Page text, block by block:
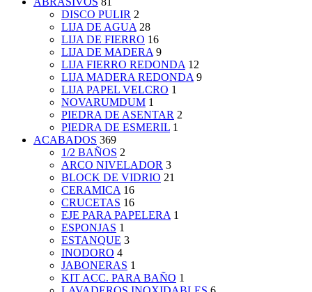
DISCO PULIR 2
LIJA DE AGUA 28
LIJA DE FIERRO 16
LIJA DE MADERA 9
LIJA FIERRO REDONDA 12
LIJA MADERA REDONDA 9
LIJA PAPEL VELCRO 1
NOVARUMDUM 1
PIEDRA DE ASENTAR 2
PIEDRA DE ESMERIL 1
ACABADOS 369
1/2 BAÑOS 2
ARCO NIVELADOR 3
BLOCK DE VIDRIO 21
CERAMICA 16
CRUCETAS 16
EJE PARA PAPELERA 1
ESPONJAS 1
ESTANQUE 3
INODORO 4
JABONERAS 1
KIT ACC. PARA BAÑO 1